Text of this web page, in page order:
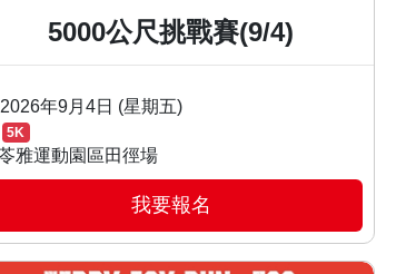
5000公尺挑戰賽(9/4)
年9月4日 (星期五)
5K
雅運動園區田徑場
我要報名